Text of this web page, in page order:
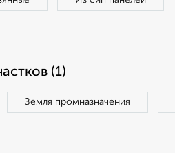
(1)
Земля промназначения